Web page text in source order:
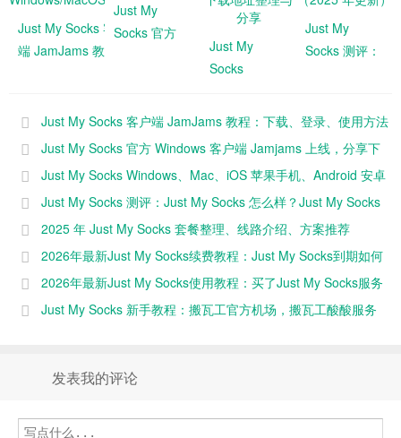
Just My Socks 客户
端 JamJams 教程：
Windows/MacOS/iOS
Just My
Socks 官方
线，分享下载
和使用方法
Just My
Socks
Mac、iOS 苹
Android 安卓
手机客户端下
载地址整理与
分享
Just My
Socks 测评：
样？Just My
Socks 速度快
（2025 年更
新）
Just My Socks 客户端 JamJams 教程：下载、登录、使用方法
分享，支持 Windows/MacOS/iOS
Just My Socks 官方 Windows 客户端 Jamjams 上线，分享下
载和使用方法
Just My Socks Windows、Mac、iOS 苹果手机、Android 安卓
手机客户端下载地址整理与分享
Just My Socks 测评：Just My Socks 怎么样？Just My Socks
速度快不快？（2025 年更新）
2025 年 Just My Socks 套餐整理、线路介绍、方案推荐
2026年最新Just My Socks续费教程：Just My Socks到期如何
续费2026年最新Just My Socks使用教程：买了Just My Socks服务
后怎么使用？
Just My Socks 新手教程：搬瓦工官方机场，搬瓦工酸酸服务
发表我的评论